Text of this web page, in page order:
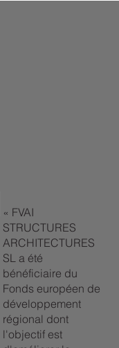
« FVAI
STRUCTURES
ARCHITECTURES
SL a été
bénéficiaire du
Fonds européen de
développement
régional dont
l'objectif est